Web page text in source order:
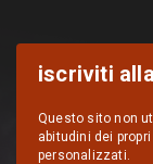
iscriviti alla
Questo sito non
abitudini dei
personalizzati.